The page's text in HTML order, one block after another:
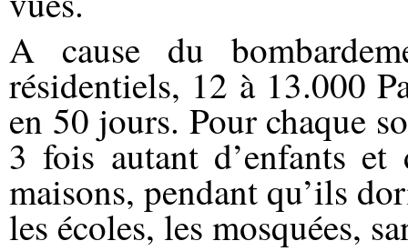
A cause du
résidentiels, 12 à 13.000
en 50 jours. Pour chaque
3 fois autant d’enfants et
maisons, pendant qu’ils
les écoles, les mosquées,